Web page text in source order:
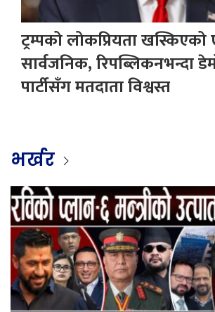
ट्रम्पको लोकप्रियता
सार्वजनिक, रिपब्लिकनभन्दा
पार्टीसँग मतदाता विश्वस्त
भर्खर